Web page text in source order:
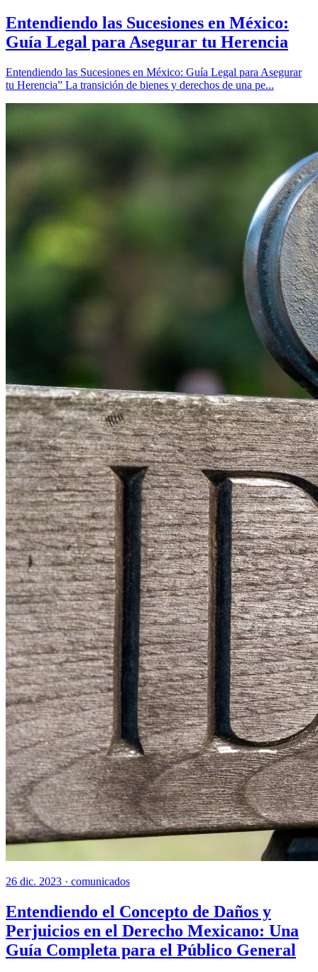
Entendiendo las Sucesiones en México:
Guía Legal para Asegurar tu Herencia
Entendiendo las Sucesiones en México: Guía Legal para Asegurar
tu Herencia” La transición de bienes y derechos de una pe...
26 dic. 2023 · comunicados
Entendiendo el Concepto de Daños y
Perjuicios en el Derecho Mexicano: Una
Guía Completa para el Público General